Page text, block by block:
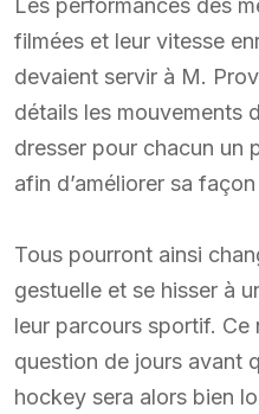
filmées et leur vitesse
devaient servir à M.
détails les mouvements
dresser pour chacun un
afin d’améliorer sa
Tous pourront ainsi
gestuelle et se hisser à
leur parcours sportif. Ce
question de jours avant
hockey sera alors bien